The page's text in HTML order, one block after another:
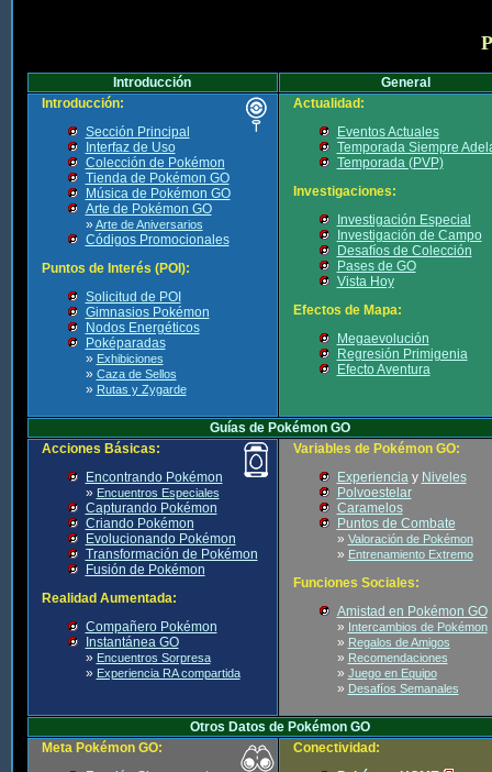
Introducción
General
Introducción:
Sección Principal
Interfaz de Uso
Colección de Pokémon
Tienda de Pokémon GO
Música de Pokémon GO
Arte de Pokémon GO
» Arte de Aniversarios
Códigos Promocionales
Puntos de Interés (POI):
Solicitud de POI
Gimnasios Pokémon
Nodos Energéticos
Poképaradas
» Exhibiciones
» Caza de Sellos
» Rutas y Zygarde
Actualidad:
Eventos Actuales
Temporada Siempre
Temporada (PVP)
Investigaciones:
Investigación Especial
Investigación de Campo
Desafíos de Colección
Pases de GO
Vista Hoy
Efectos de Mapa:
Megaevolución
Regresión Primigenia
Efecto Aventura
Guías de Pokémon GO
Acciones Básicas:
Encontrando Pokémon
» Encuentros Especiales
Capturando Pokémon
Criando Pokémon
Evolucionando Pokémon
Transformación de Pokémon
Fusión de Pokémon
Realidad Aumentada:
Compañero Pokémon
Instantánea GO
» Encuentros Sorpresa
» Experiencia RA compartida
Variables de Pokémon GO:
Experienciay Niveles
Polvoestelar
Caramelos
Puntos de Combate
» Valoración de Pokémon
» Entrenamiento Extremo
Funciones Sociales:
Amistad en Pokémon GO
» Intercambios de Pokémon
» Regalos de Amigos
» Recomendaciones
» Juego en Equipo
» Desafíos Semanales
Otros Datos de Pokémon GO
Meta Pokémon GO:
Conectividad: